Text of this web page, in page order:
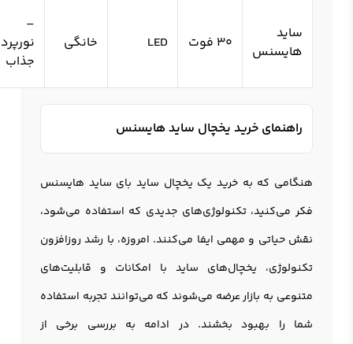
ساید
هایسنس
30 فوت LED خانگی
–
جذاب
راهنمای خرید یخچال ساید هایسنس
هنگامی که به خرید یک یخچال ساید بای ساید هایسنس
فکر می‌کنید، تکنولوژی‌های جدیدی که استفاده می‌شود،
نقش حیاتی و مهمی ایفا می‌کنند. امروزه، با رشد روزافزون
تکنولوژی، یخچال‌های ساید با امکانات و قابلیت‌های
متنوعی به بازار عرضه می‌شوند که می‌توانند تجربه استفاده
شما را بهبود بخشند. در ادامه به بررسی برخی از